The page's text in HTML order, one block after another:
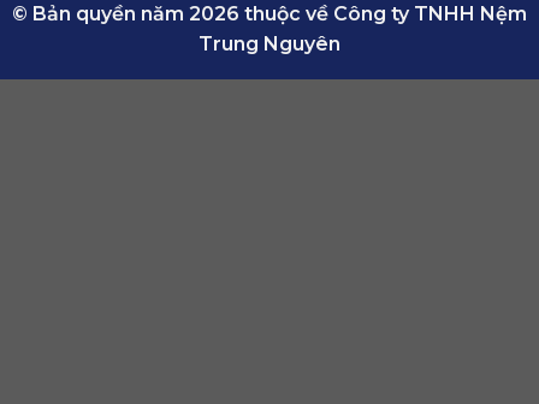
© Bản quyền năm 2026 thuộc về Công ty TNHH Nệm
Trung Nguyên